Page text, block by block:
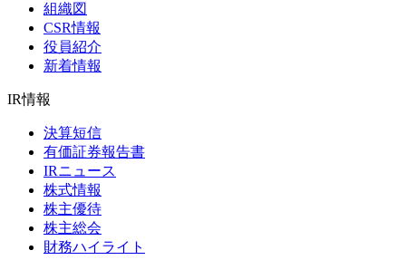
組織図
CSR情報
役員紹介
新着情報
IR情報
決算短信
有価証券報告書
IRニュース
株式情報
株主優待
株主総会
財務ハイライト